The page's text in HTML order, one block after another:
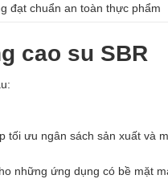
đạt chuẩn an toàn thực phẩm
cao su SBR
ưu ngân sách sản xuất và
những ứng dụng có bề mặt